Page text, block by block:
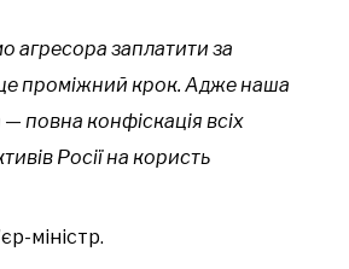
агресора заплатити за
проміжний крок. Адже наша
повна конфіскація всіх
Росії на користь
міністр.